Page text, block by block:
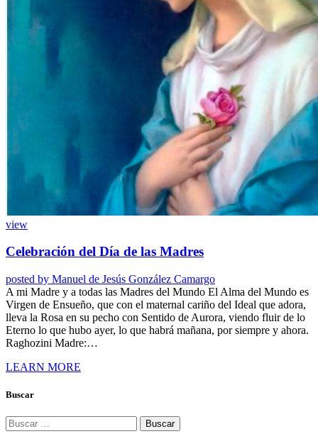
view
Celebración del Día de las Madres
posted by Manuel de Jesús González Camargo
A mi Madre y a todas las Madres del Mundo El Alma del Mundo es
Virgen de Ensueño, que con el maternal cariño del Ideal que adora,
lleva la Rosa en su pecho con Sentido de Aurora, viendo fluir de lo
Eterno lo que hubo ayer, lo que habrá mañana, por siempre y ahora.
Raghozini Madre:…
LEARN MORE
Buscar
Buscar: